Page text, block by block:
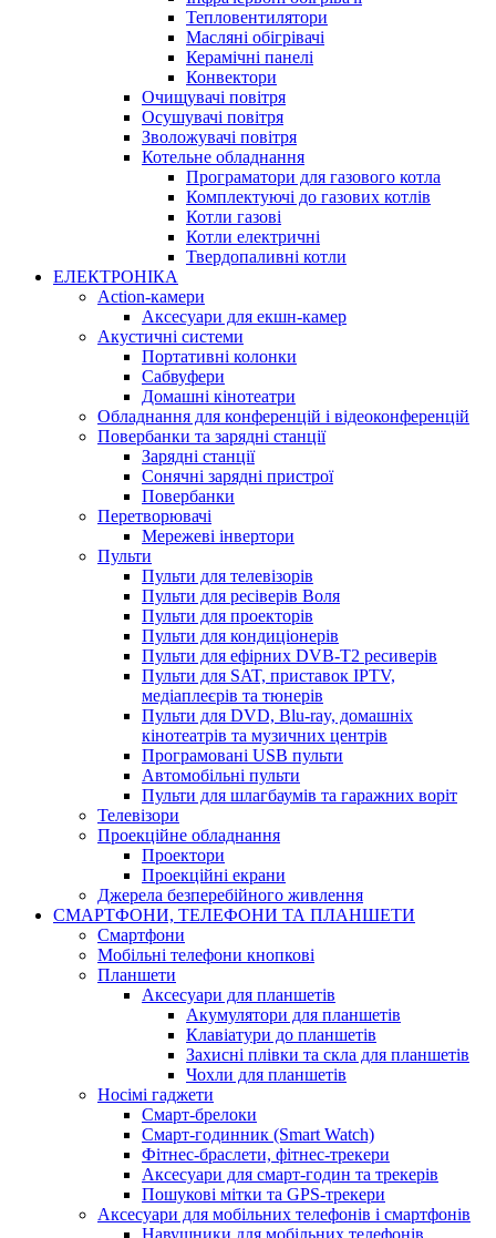
Тепловентилятори
Масляні обігрівачі
Керамічні панелі
Конвектори
Очищувачі повітря
Осушувачі повітря
Зволожувачі повітря
Котельне обладнання
Програматори для газового котла
Комплектуючі до газових котлів
Котли газові
Котли електричні
Твердопаливні котли
ЕЛЕКТРОНІКА
Action-камери
Аксесуари для екшн-камер
Акустичні системи
Портативні колонки
Сабвуфери
Домашні кінотеатри
Обладнання для конференцій і відеоконференцій
Повербанки та зарядні станції
Зарядні станції
Сонячні зарядні пристрої
Повербанки
Перетворювачі
Мережеві інвертори
Пульти
Пульти для телевізорів
Пульти для ресіверів Воля
Пульти для проекторів
Пульти для кондиціонерів
Пульти для ефірних DVB-T2 ресиверів
Пульти для SAT, приставок IPTV,
медіаплеєрів та тюнерів
Пульти для DVD, Blu-ray, домашніх
кінотеатрів та музичних центрів
Програмовані USB пульти
Автомобільні пульти
Пульти для шлагбаумів та гаражних воріт
Телевізори
Проекційне обладнання
Проектори
Проекційні екрани
Джерела безперебійного живлення
СМАРТФОНИ, ТЕЛЕФОНИ ТА ПЛАНШЕТИ
Смартфони
Мобільні телефони кнопкові
Планшети
Аксесуари для планшетів
Акумулятори для планшетів
Клавіатури до планшетів
Захисні плівки та скла для планшетів
Чохли для планшетів
Носімі гаджети
Смарт-брелоки
Смарт-годинник (Smart Watch)
Фітнес-браслети, фітнес-трекери
Аксесуари для смарт-годин та трекерів
Пошукові мітки та GPS-трекери
Аксесуари для мобільних телефонів і смартфонів
Навушники для мобільних телефонів